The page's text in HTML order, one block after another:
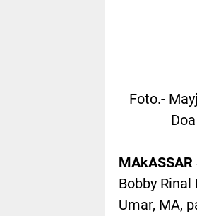
Foto.-
MAkASSAR
Bobby
Umar, MA,